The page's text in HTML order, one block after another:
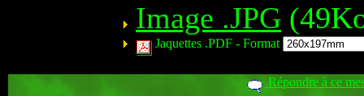
Image .JPG
Jaquettes .PDF - Format
Répondre à ce